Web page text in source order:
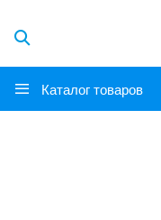
Каталог товаров